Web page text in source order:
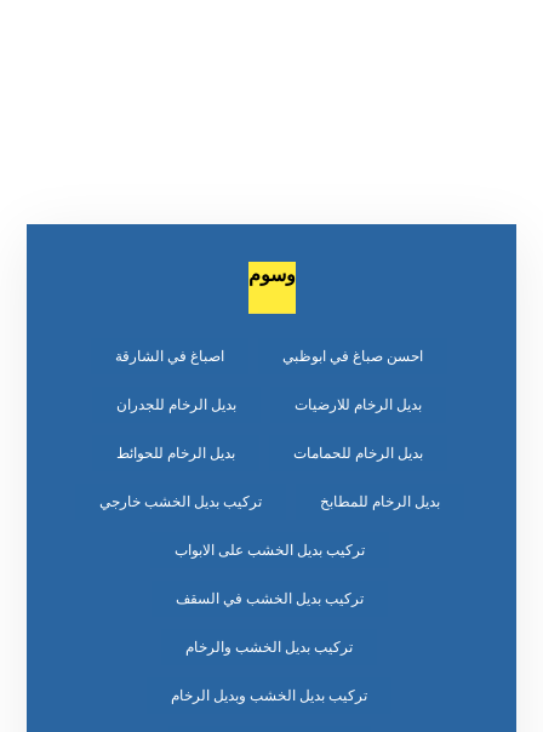
وسوم
احسن صباغ في ابوظبي اصباغ في الشارقة
بديل الرخام للارضيات بديل الرخام للجدران
بديل الرخام للحمامات بديل الرخام للحوائط
بديل الرخام للمطابخ تركيب بديل الخشب خارجي
تركيب بديل الخشب على الابواب
تركيب بديل الخشب في السقف
تركيب بديل الخشب والرخام
تركيب بديل الخشب وبديل الرخام